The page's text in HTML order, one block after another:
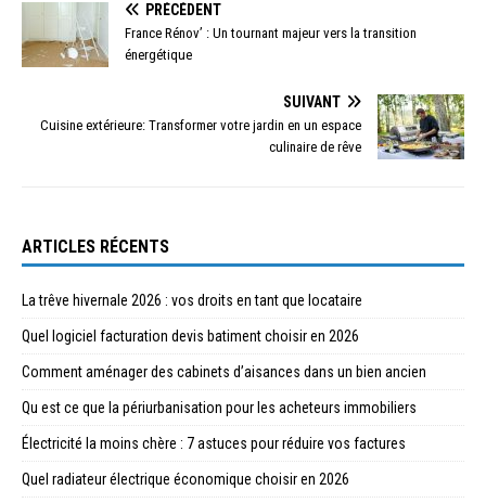
PRÉCÉDENT
France Rénov’ : Un tournant majeur vers la transition
énergétique
SUIVANT
Cuisine extérieure: Transformer votre jardin en un espace
culinaire de rêve
ARTICLES RÉCENTS
La trêve hivernale 2026 : vos droits en tant que locataire
Quel logiciel facturation devis batiment choisir en 2026
Comment aménager des cabinets d’aisances dans un bien ancien
Qu est ce que la périurbanisation pour les acheteurs immobiliers
Électricité la moins chère : 7 astuces pour réduire vos factures
Quel radiateur électrique économique choisir en 2026